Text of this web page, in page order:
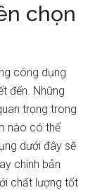
chọn
công dụng
đến. Những
trọng trong
nào có thể
dưới đây sẽ
chính bản
chất lượng tốt